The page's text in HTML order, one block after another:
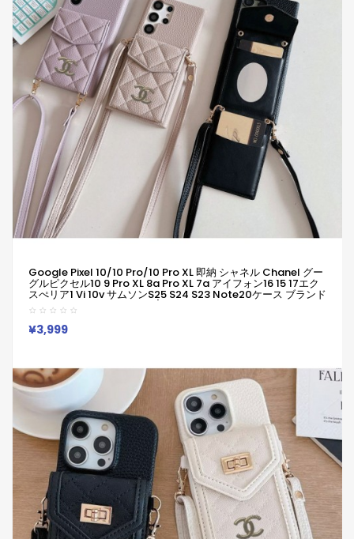
Google Pixel 10/10 Pro/10 Pro XL 即納 シャネル Chanel グー
グルピクセル10 9 Pro XL 8a Pro XL 7a アイフォン16 15 17エク
スぺリア1 Vi 10v サムソンs25 S24 S23 Note20ケース ブランド
Galaxy A55 A54 A56 S25/S24 Ultraケースシャネル Chanel
ピクセル 8a Pro 7a 6/7/6a/9a 10ブランドケース
¥3,999